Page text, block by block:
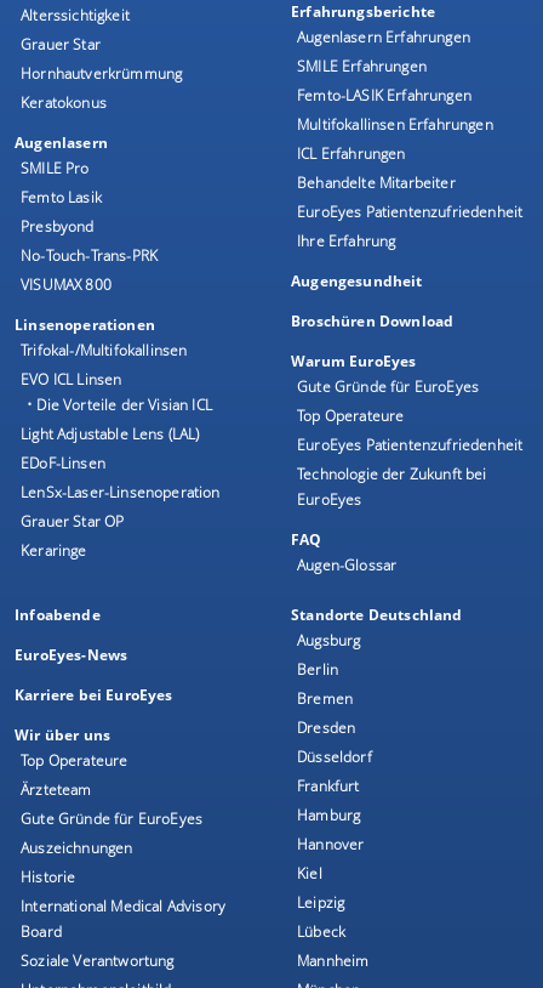
Alterssichtigkeit
Grauer Star
Hornhautverkrümmung
Keratokonus
Augenlasern
SMILE Pro
Femto Lasik
Presbyond
No-Touch-Trans-PRK
VISUMAX 800
Linsenoperationen
Trifokal-/Multifokallinsen
EVO ICL Linsen
• Die Vorteile der Visian ICL
Light Adjustable Lens (LAL)
EDoF-Linsen
LenSx-Laser-Linsenoperation
Grauer Star OP
Keraringe
Erfahrungsberichte
Augenlasern Erfahrungen
SMILE Erfahrungen
Femto-LASIK Erfahrungen
Multifokallinsen Erfahrungen
ICL Erfahrungen
Behandelte Mitarbeiter
EuroEyes Patientenzufriedenheit
Ihre Erfahrung
Augengesundheit
Broschüren Download
Warum EuroEyes
Gute Gründe für EuroEyes
Top Operateure
EuroEyes Patientenzufriedenheit
Technologie der Zukunft bei
EuroEyes
FAQ
Augen-Glossar
Infoabende
EuroEyes-News
Karriere bei EuroEyes
Wir über uns
Top Operateure
Ärzteteam
Gute Gründe für EuroEyes
Auszeichnungen
Historie
International Medical Advisory
Board
Soziale Verantwortung
Standorte Deutschland
Augsburg
Berlin
Bremen
Dresden
Düsseldorf
Frankfurt
Hamburg
Hannover
Kiel
Leipzig
Lübeck
Mannheim